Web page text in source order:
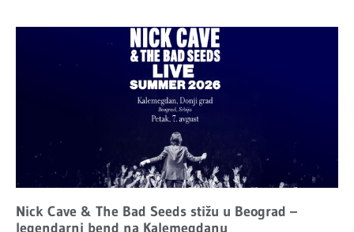
Nick Cave & The Bad Seeds stižu u Beograd –
legendarni bend na Kalemegdanu